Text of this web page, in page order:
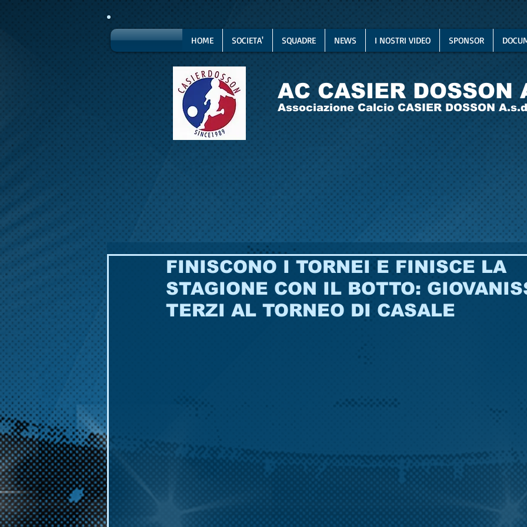
HOME SOCIETA' SQUADRE NEWS I NOSTRI VIDEO SPONSOR
AC CASIER DOSSON
Associazione Calcio CASIER DOSSON
FINISCONO I TORNEI E FINISCE LA
STAGIONE CON IL BOTTO:
TERZI AL TORNEO DI CASALE